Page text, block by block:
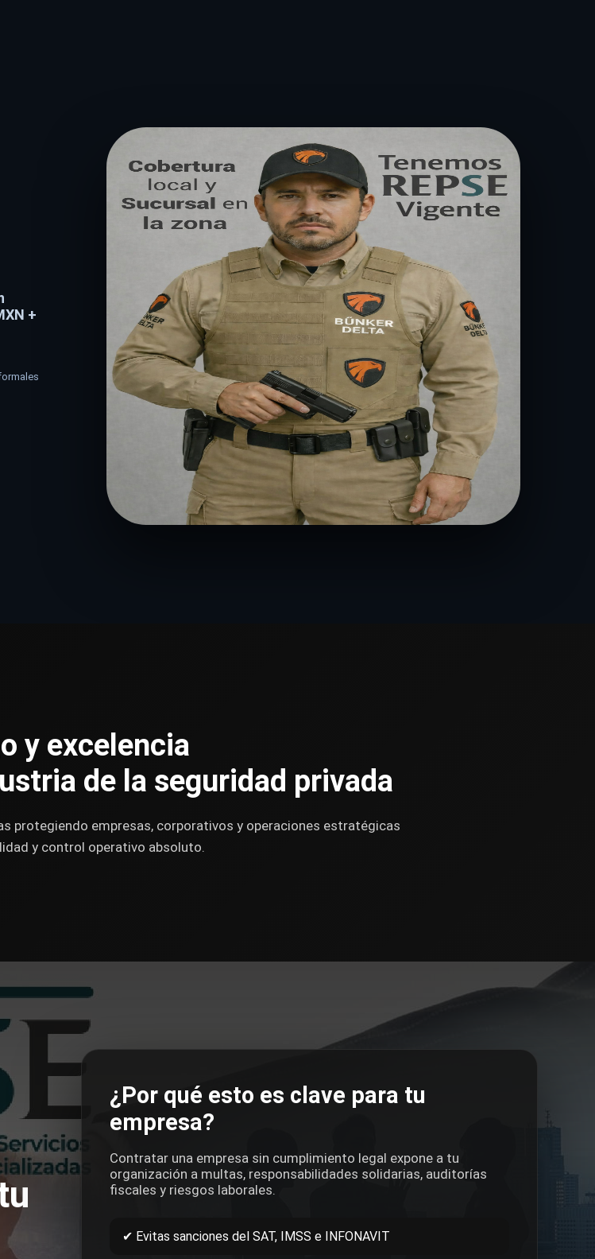
+
y excelencia
de la seguridad privada
protegiendo empresas, corporativos y operaciones estratégicas
y control operativo absoluto.
¿Por qué esto es clave para tu
empresa?
Contratar una empresa sin cumplimiento legal expone a tu
organización a multas, responsabilidades solidarias, auditorías
fiscales y riesgos laborales.
✔ Evitas sanciones del SAT, IMSS e INFONAVIT